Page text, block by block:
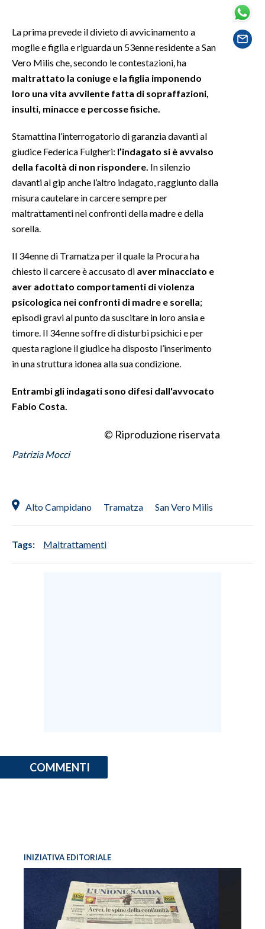
EVENTI
3 MINUTI CON
INFO AZIENDE
ANNUNCI
NECROLOGI
PUBBLICITÀ
La prima prevede il divieto di avvicinamento a
moglie e figlia e riguarda un 53enne residente a San
Vero Milis che, secondo le contestazioni, ha
maltrattato la coniuge e la figlia imponendo
loro una vita avvilente fatta di sopraffazioni,
insulti, minacce e percosse fisiche.
Stamattina l’interrogatorio di garanzia davanti al
giudice Federica Fulgheri: l’indagato si è avvalso
della facoltà di non rispondere. In silenzio
davanti al gip anche l’altro indagato, raggiunto dalla
misura cautelare in carcere sempre per
maltrattamenti nei confronti della madre e della
sorella.
Il 34enne di Tramatza per il quale la Procura ha
chiesto il carcere è accusato di aver minacciato e
aver adottato comportamenti di violenza
psicologica nei confronti di madre e sorella;
episodi gravi al punto da suscitare in loro ansia e
timore. Il 34enne soffre di disturbi psichici e per
questa ragione il giudice ha disposto l’inserimento
in una struttura idonea alla sua condizione.
Entrambi gli indagati sono difesi dall'avvocato
Fabio Costa.
© Riproduzione riservata
Patrizia Mocci
Alto Campidano Tramatza San Vero Milis
Tags: Maltrattamenti
COMMENTI
INIZIATIVA EDITORIALE